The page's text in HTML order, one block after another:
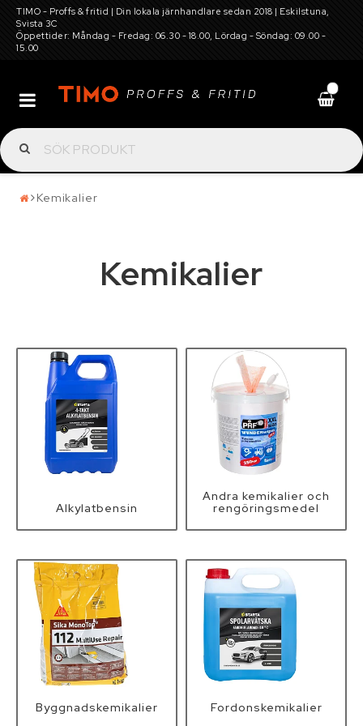
TIMO - Proffs & fritid | Din lokala järnhandlare sedan 2018 | Eskilstuna,
Svista 3C
Öppettider: Måndag - Fredag: 06.30 - 18.00, Lördag - Söndag: 09.00 -
15.00
0
Batterier
Däck, hjul, fälg, snökedjor, dubbar och
Elverktyg, maskiner för gård och trädgård,
verkstadsutrustning
Hydraulik och pneumatik
Infästning, bult, beslag, skruv, sprint och
fästelement
Lyft och surrning
Maskin och traktortillbehör
Maskin- och skördereservdelar
Kemikalier
Kemikalier
Alkylatbensin
Andra kemikalier och
rengöringsmedel
B­y­g­g­n­a­d­s­k­e­m­i­k­a­l­i­e­r F­o­r­d­o­n­s­k­e­m­i­k­a­l­i­e­r